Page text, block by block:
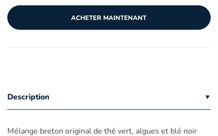
ACHETER MAINTENANT
Description
Mélange breton original de thé vert, algues et blé noir